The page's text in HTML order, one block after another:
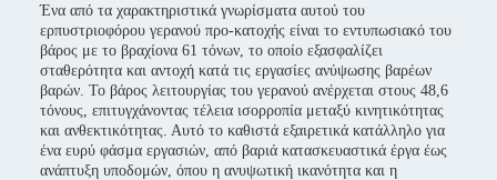
Ένα από τα χαρακτηριστικά γνωρίσματα αυτού του
ερπυστριοφόρου γερανού προ-κατοχής είναι το εντυπωσιακό του
βάρος με το βραχίονα 61 τόνων, το οποίο εξασφαλίζει
σταθερότητα και αντοχή κατά τις εργασίες ανύψωσης βαρέων
βαρών. Το βάρος λειτουργίας του γερανού ανέρχεται στους 48,6
τόνους, επιτυγχάνοντας τέλεια ισορροπία μεταξύ κινητικότητας
και ανθεκτικότητας. Αυτό το καθιστά εξαιρετικά κατάλληλο για
ένα ευρύ φάσμα εργασιών, από βαριά κατασκευαστικά έργα έως
ανάπτυξη υποδομών, όπου η ανυψωτική ικανότητα και η